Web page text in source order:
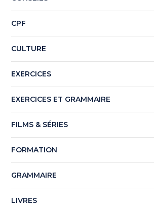
CPF
CULTURE
EXERCICES
EXERCICES ET GRAMMAIRE
FILMS & SÉRIES
FORMATION
GRAMMAIRE
LIVRES